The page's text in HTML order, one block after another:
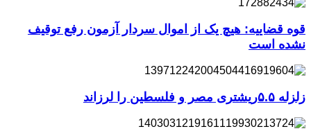
قوه قضاییه: هیچ یک از اموال سردار آزمون رفع توقیف
نشده است
زلزله ۵.۵ریشتری مصر و فلسطین را لرزاند